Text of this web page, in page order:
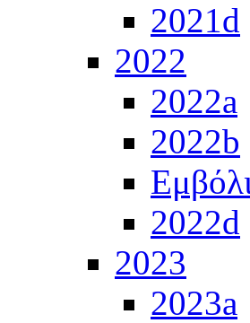
2021d
2022
2022a
2022b
2022d
2023
2023a